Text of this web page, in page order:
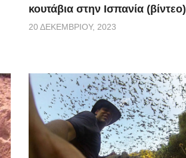
κουτάβια στην Ισπανία (βίντεο)
20 ΔΕΚΕΜΒΡΊΟΥ, 2023